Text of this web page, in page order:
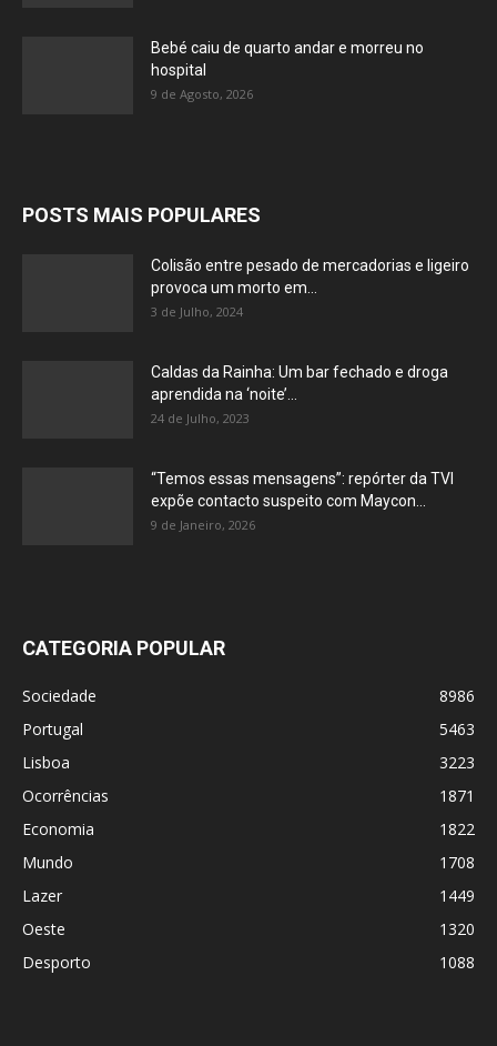
Bebé caiu de quarto andar e morreu no
hospital
9 de Agosto, 2026
POSTS MAIS POPULARES
Colisão entre pesado de mercadorias e ligeiro
provoca um morto em...
3 de Julho, 2024
Caldas da Rainha: Um bar fechado e droga
aprendida na ‘noite’...
24 de Julho, 2023
“Temos essas mensagens”: repórter da TVI
expõe contacto suspeito com Maycon...
9 de Janeiro, 2026
CATEGORIA POPULAR
Sociedade
8986
Portugal
5463
Lisboa
3223
Ocorrências
1871
Economia
1822
Mundo
1708
Lazer
1449
Oeste
1320
Desporto
1088